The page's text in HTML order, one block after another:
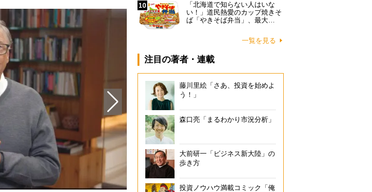
10
「北海道で知らない人はいな
い！」道民熱愛のカップ焼きそ
ば「やきそば弁当」、最大…
一覧を見る
注目の著者・連載
藤川里絵「さあ、投資を始めよ
う！」
森口亮「まるわかり市況分析」
大前研一「ビジネス新大陸」の
歩き方
投資ノウハウ満載コミック「俺